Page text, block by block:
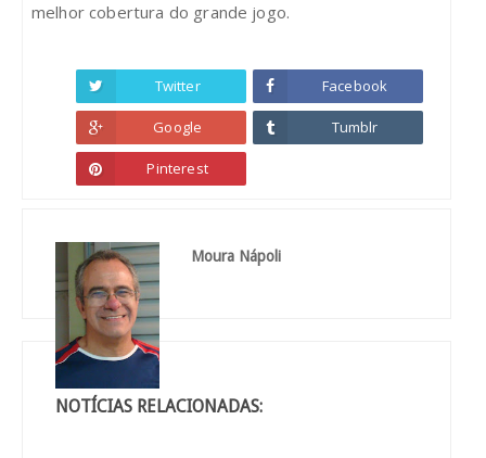
melhor cobertura do grande jogo.
Twitter Facebook
Google Tumblr
Pinterest
Moura Nápoli
NOTÍCIAS RELACIONADAS: